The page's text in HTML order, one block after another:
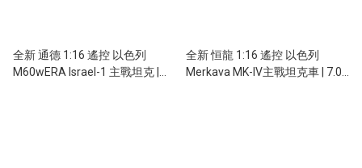
全新 通德 1:16 遙控 以色列
M60wERA Israel-1 主戰坦克 |
全新 恒龍 1:16 遙控 以色列
Merkava MK-IV主戰坦克車 | 7.0S